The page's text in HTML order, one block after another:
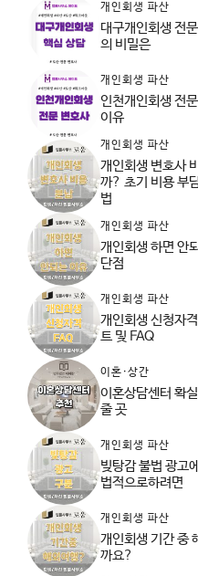
개인회생 파산
대구개인회생 전
의 비밀은
개인회생 파산
인천개인회생 전
이유
개인회생 파산
개인회생 변호사
까? 초기 비용 부
법
개인회생 파산
개인회생 하면 안
단점
개인회생 파산
개인회생 신청자
트 및 FAQ
이혼·상간
이혼상담센터 확
줄 곳
개인회생 파산
빚탕감 불법 광고
법적으로하려면
개인회생 파산
개인회생 기간 중
까요?